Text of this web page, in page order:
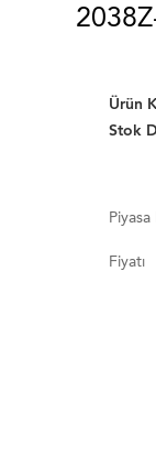
Ürün
Stok
Piyasa
Fiyatı